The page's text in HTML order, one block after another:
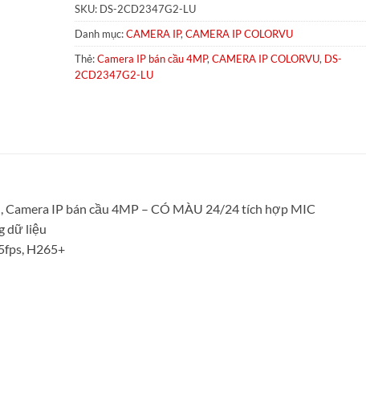
SKU: DS-2CD2347G2-LU
Danh mục:CAMERA IP,CAMERA IP COLORVU
Thẻ:Camera IP bán cầu 4MP,CAMERA IP COLORVU, DS-
2CD2347G2-LU
IP bán cầu 4MP – CÓ MÀU 24/24 tích hợp MIC
dữ liệu
H265+